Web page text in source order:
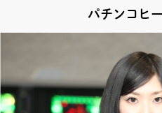
パチンコヒ